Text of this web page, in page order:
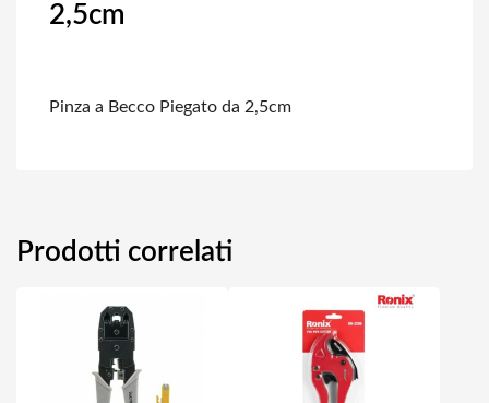
2,5cm
Pinza a Becco Piegato da 2,5cm
Prodotti correlati